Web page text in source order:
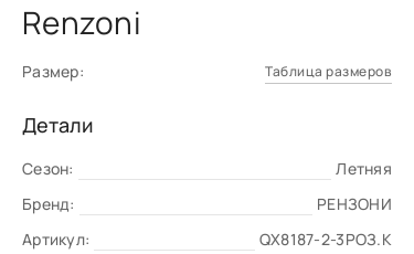
Renzoni
Размер: Таблица размеров
Детали
Сезон:
Летняя
Бренд:
РЕНЗОНИ
Артикул:
QX8187-2-3РОЗ.К